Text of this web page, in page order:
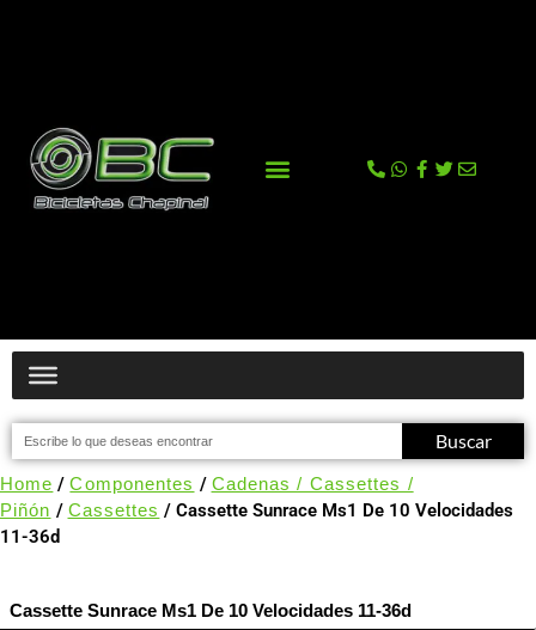
Buscar
Home /Componentes / Cadenas / Cassettes /
Piñón / Cassettes / Cassette Sunrace Ms1 De 10 Velocidades
11-36d
Cassette Sunrace Ms1 De 10 Velocidades 11-36d